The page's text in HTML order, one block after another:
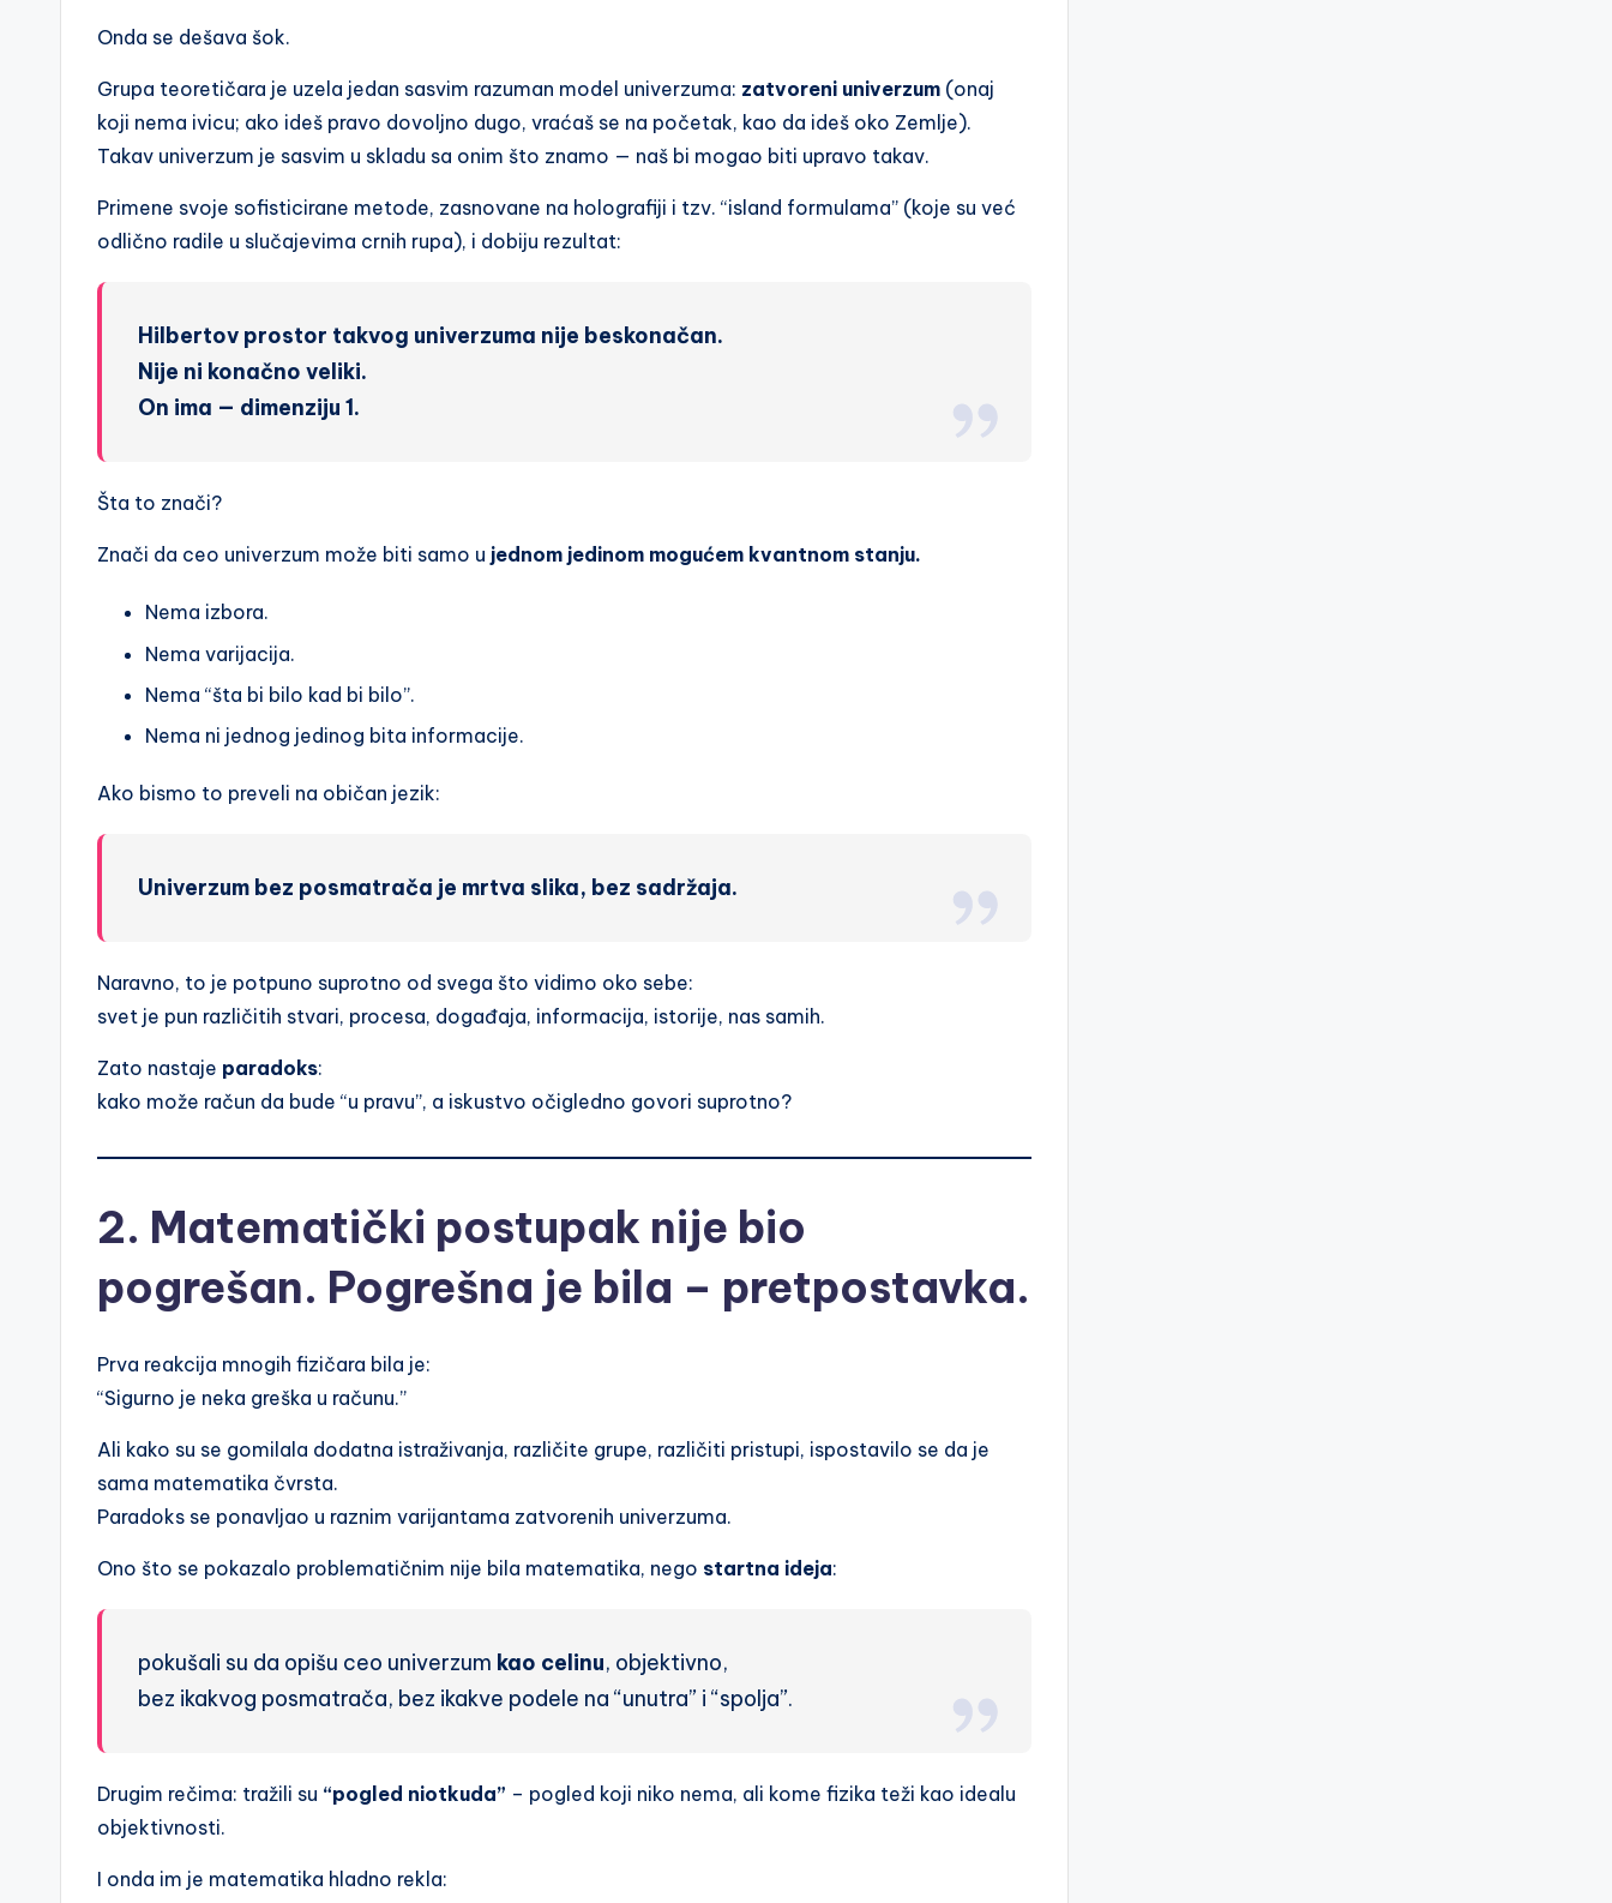
Onda se dešava šok.
Grupa teoretičara je uzela jedan sasvim razuman model univerzuma: zatvoreni univerzum (onaj
koji nema ivicu; ako ideš pravo dovoljno dugo, vraćaš se na početak, kao da ideš oko Zemlje).
Takav univerzum je sasvim u skladu sa onim što znamo — naš bi mogao biti upravo takav.
Primene svoje sofisticirane metode, zasnovane na holografiji i tzv. “island formulama” (koje su već
odlično radile u slučajevima crnih rupa), i dobiju rezultat:
Hilbertov prostor takvog univerzuma nije beskonačan.
Nije ni konačno veliki.
On ima — dimenziju 1.
Šta to znači?
Znači da ceo univerzum može biti samo u jednom jedinom mogućem kvantnom stanju.
Nema izbora.
Nema varijacija.
Nema “šta bi bilo kad bi bilo”.
Nema ni jednog jedinog bita informacije.
Ako bismo to preveli na običan jezik:
Univerzum bez posmatrača je mrtva slika, bez sadržaja.
Naravno, to je potpuno suprotno od svega što vidimo oko sebe:
svet je pun različitih stvari, procesa, događaja, informacija, istorije, nas samih.
Zato nastaje paradoks:
kako može račun da bude “u pravu”, a iskustvo očigledno govori suprotno?
2. Matematički postupak nije bio
pogrešan. Pogrešna je bila – pretpostavka.
Prva reakcija mnogih fizičara bila je:
“Sigurno je neka greška u računu.”
Ali kako su se gomilala dodatna istraživanja, različite grupe, različiti pristupi, ispostavilo se da je
sama matematika čvrsta.
Paradoks se ponavljao u raznim varijantama zatvorenih univerzuma.
Ono što se pokazalo problematičnim nije bila matematika, nego startna ideja:
pokušali su da opišu ceo univerzum kao celinu, objektivno,
bez ikakvog posmatrača, bez ikakve podele na “unutra” i “spolja”.
Drugim rečima: tražili su “pogled niotkuda” – pogled koji niko nema, ali kome fizika teži kao idealu
objektivnosti.
I onda im je matematika hladno rekla: